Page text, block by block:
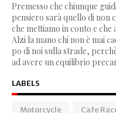
Premesso che chiunque
pensiero sarà quello di non
che mettiamo in conto e
Alzi la mano chi non è mai
po di noi sulla strade,
ad avere un equilibrio
LABELS
Motorcycle Cafe